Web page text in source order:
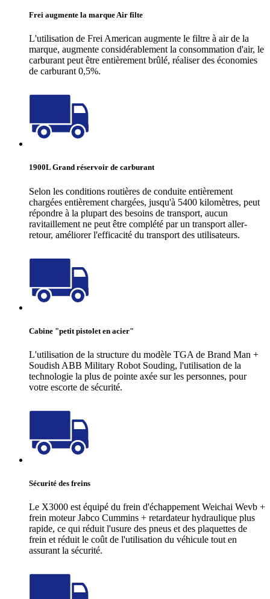
Frei augmente la marque Air filte
L'utilisation de Frei American augmente le filtre à air de la
marque, augmente considérablement la consommation d'air, le
carburant peut être entièrement brûlé, réaliser des économies
de carburant 0,5%.
1900L Grand réservoir de carburant
Selon les conditions routières de conduite entièrement
chargées entièrement chargées, jusqu'à 5400 kilomètres, peut
répondre à la plupart des besoins de transport, aucun
ravitaillement ne peut être complété par un transport aller-
retour, améliorer l'efficacité du transport des utilisateurs.
Cabine "petit pistolet en acier"
L'utilisation de la structure du modèle TGA de Brand Man +
Soudish ABB Military Robot Souding, l'utilisation de la
technologie la plus de pointe axée sur les personnes, pour
votre escorte de sécurité.
Sécurité des freins
Le X3000 est équipé du frein d'échappement Weichai Wevb +
frein moteur Jabco Cummins + retardateur hydraulique plus
rapide, ce qui réduit l'usure des pneus et des plaquettes de
frein et réduit le coût de l'utilisation du véhicule tout en
assurant la sécurité.